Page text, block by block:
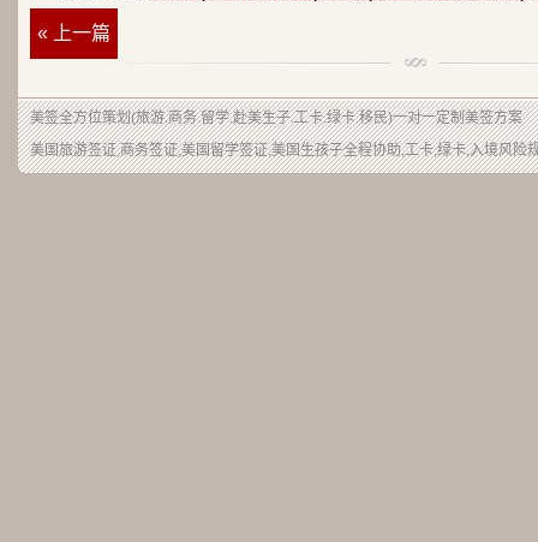
« 上一篇
美签全方位策划(旅游.商务.留学.赴美生子.工卡.绿卡.移民)一对一定制美签方案
美国旅游签证,商务签证,美国留学签证,美国生孩子全程协助,工卡,绿卡,入境风险